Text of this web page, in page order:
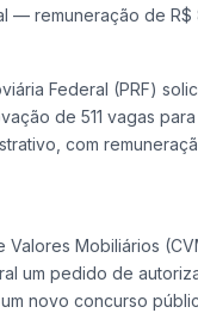
— remuneração de R$
Federal (PRF)
de 511 vagas
com
Valores Mobiliários
um pedido de
novo concurso